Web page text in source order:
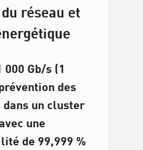
réseau et
000 Gb/s (1
des
dans un cluster
une
de 99,999 %